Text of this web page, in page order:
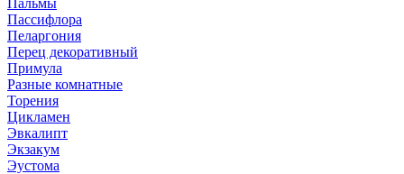
Пассифлора
Пеларгония
Перец декоративный
Примула
Разные комнатные
Торения
Цикламен
Эвкалипт
Экзакум
Эустома